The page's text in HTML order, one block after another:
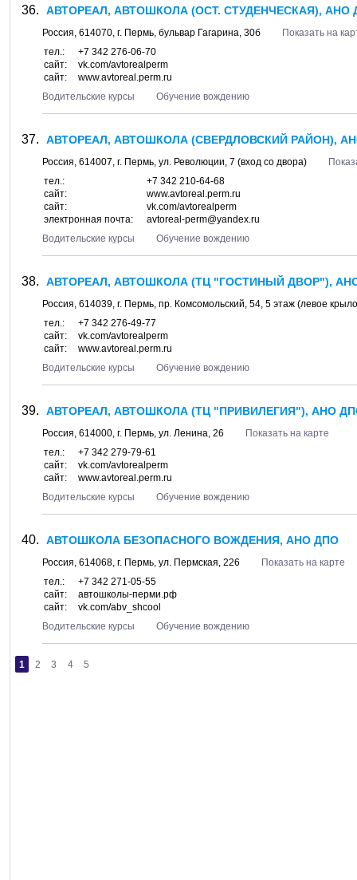
АВТОРЕАЛ, АВТОШКОЛА (ОСТ. СТУДЕНЧЕСКАЯ), АНО
Россия, 614070, г. Пермь, бульвар Гагарина, 30б
Показать на
тел.:
+7 342 276-06-70
сайт:
vk.com/avtorealperm
сайт:
www.avtoreal.perm.ru
Водительские курсы
Обучение вождению
АВТОРЕАЛ, АВТОШКОЛА (СВЕРДЛОВСКИЙ РАЙОН),
Россия, 614007, г. Пермь, ул. Революции, 7 (вход со двора)
тел.:
+7 342 210-64-68
сайт:
www.avtoreal.perm.ru
сайт:
vk.com/avtorealperm
электронная почта:
avtoreal-perm@yandex.ru
Водительские курсы
Обучение вождению
АВТОРЕАЛ, АВТОШКОЛА (ТЦ "ГОСТИНЫЙ ДВОР"),
Россия, 614039, г. Пермь, пр. Комсомольский, 54, 5 этаж (левое
тел.:
+7 342 276-49-77
сайт:
vk.com/avtorealperm
сайт:
www.avtoreal.perm.ru
Водительские курсы
Обучение вождению
АВТОРЕАЛ, АВТОШКОЛА (ТЦ "ПРИВИЛЕГИЯ"), АНО
Россия, 614000, г. Пермь, ул. Ленина, 26
Показать на карте
тел.:
+7 342 279-79-61
сайт:
vk.com/avtorealperm
сайт:
www.avtoreal.perm.ru
Водительские курсы
Обучение вождению
АВТОШКОЛА БЕЗОПАСНОГО ВОЖДЕНИЯ, АНО ДПО
Россия, 614068, г. Пермь, ул. Пермская, 226
Показать на карте
тел.:
+7 342 271-05-55
сайт:
автошколы-перми.рф
сайт:
vk.com/abv_shcool
Водительские курсы
Обучение вождению
1 2 3 4 5